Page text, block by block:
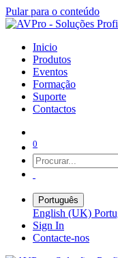
Pular para o conteúdo
Inicio
Produtos
Eventos
Formação
Suporte
Contactos
0
Português
English (UK)
Sign In
Contacte-nos